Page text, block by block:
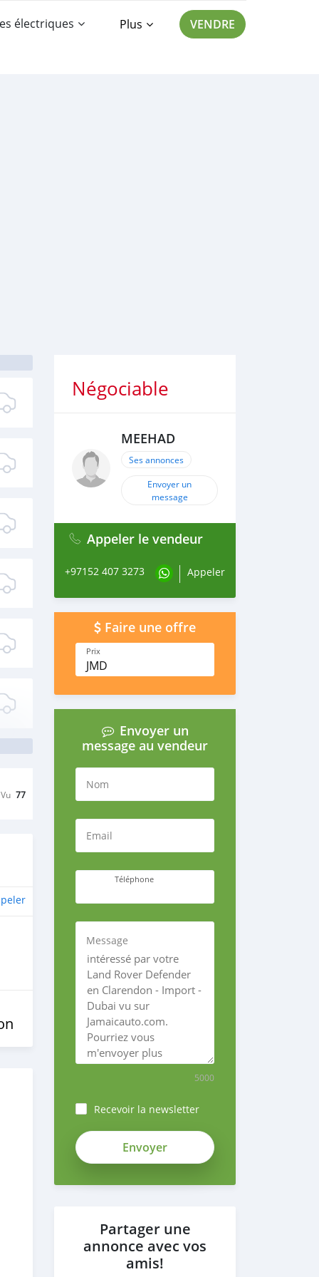
électriques Plus VENDRE
Vu 77
Négociable
MEEHAD
Ses annonces
Envoyer un
message
Appeler le vendeur
+97152 407 3273 Appeler
Faire une offre
Prix
JMD
Envoyer un
message au vendeur
Nom
Email
Téléphone
Message
5000
Recevoir la newsletter
Partager une
annonce avec vos
amis!